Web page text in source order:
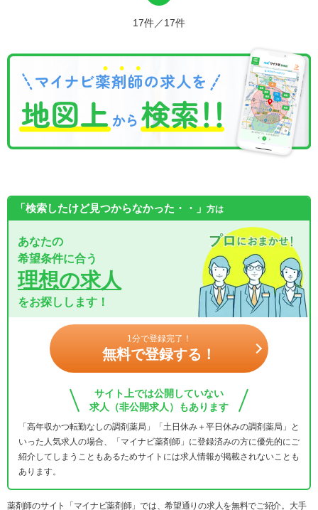
17件／17件
「検索したけど見つからなかった・・」 方は
あなたの
希望条件に合う
理想の求人
をお探しします！
1分で登録完了！
無料で登録する！
サイト上では公開していない
求人（非公開求人）もあります
「高年収かつ転勤なしの調剤薬局」「土日休み＋平日休みの調剤薬局」と
いった人気求人の場合、「マイナビ薬剤師」に登録済みの方に優先的にご
紹介してしまうこともあるためサイトには求人情報が掲載されないことも
あります。
薬剤師のサイト「マイナビ薬剤師」では、希望通りの求人を無料でご紹介。大手